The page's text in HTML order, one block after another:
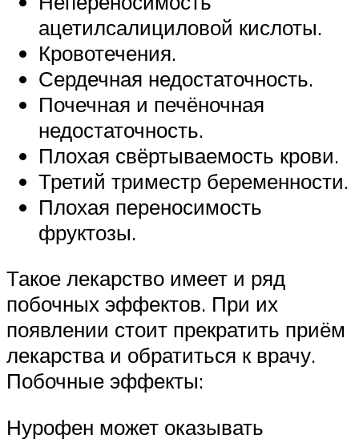
ацетилсалициловой кислоты.
Кровотечения.
Сердечная недостаточность.
Почечная и печёночная
недостаточность.
Плохая свёртываемость крови.
Третий триместр беременности.
Плохая переносимость
фруктозы.
Такое лекарство имеет и ряд
побочных эффектов. При их
появлении стоит прекратить приём
лекарства и обратиться к врачу.
Побочные эффекты:
Нурофен может оказывать